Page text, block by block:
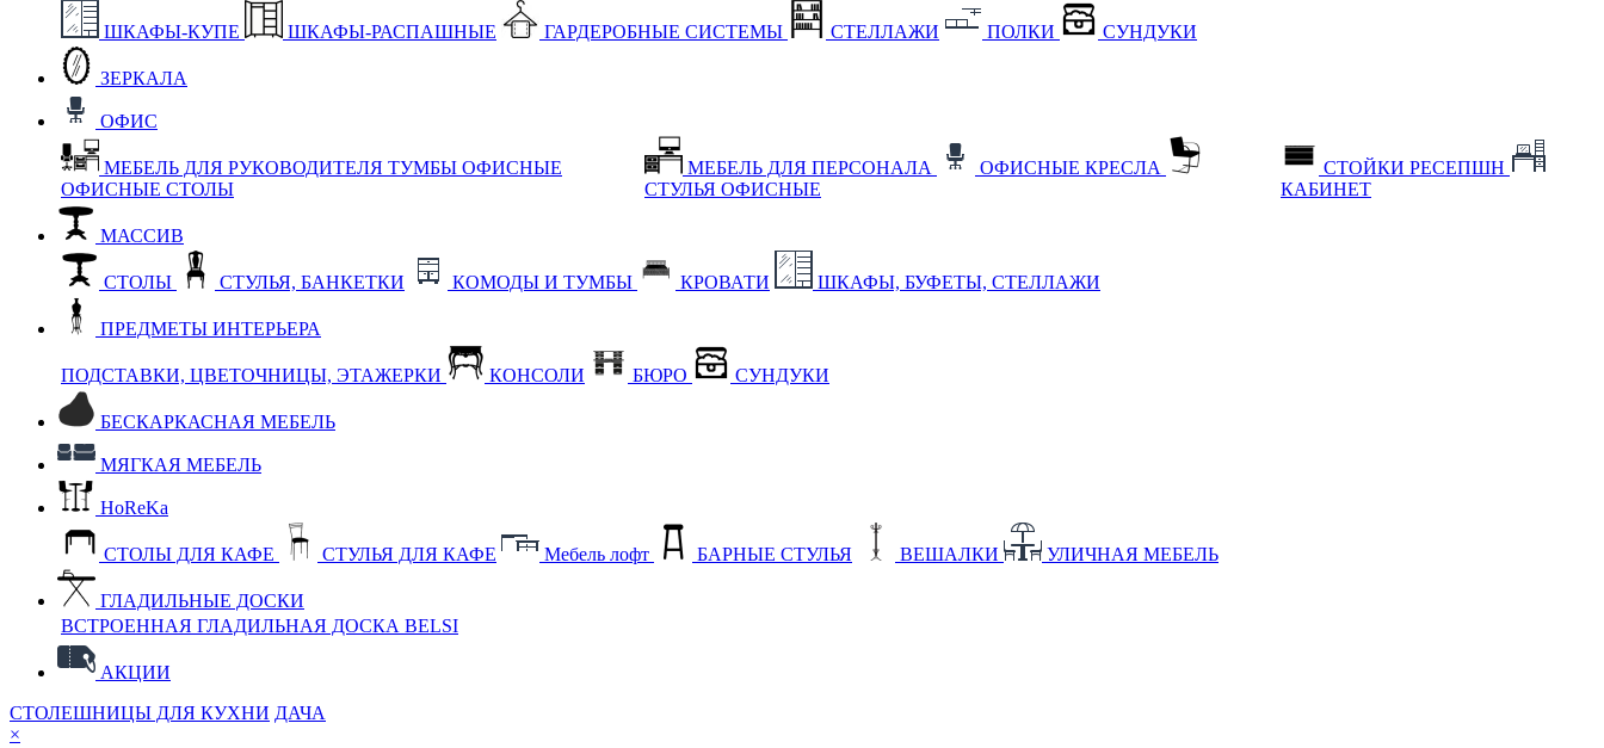
ШКАФЫ-КУПЕ ШКАФЫ-РАСПАШНЫЕ ГАРДЕРОБНЫЕ СИСТЕМЫ СТЕЛЛАЖИ ПОЛКИ СУНДУКИ
ЗЕРКАЛА
ОФИС
МЕБЕЛЬ ДЛЯ РУКОВОДИТЕЛЯ ТУМБЫ ОФИСНЫЕ
ОФИСНЫЕ СТОЛЫ
МЕБЕЛЬ ДЛЯ ПЕРСОНАЛА
ОФИСНЫЕ КРЕСЛА
СТУЛЬЯ ОФИСНЫЕ
СТОЙКИ РЕСЕПШН
КАБИНЕТ
МАССИВ
СТОЛЫ СТУЛЬЯ, БАНКЕТКИ КОМОДЫ И ТУМБЫ КРОВАТИ ШКАФЫ, БУФЕТЫ, СТЕЛЛАЖИ
ПРЕДМЕТЫ ИНТЕРЬЕРА
ПОДСТАВКИ, ЦВЕТОЧНИЦЫ, ЭТАЖЕРКИ КОНСОЛИ БЮРО СУНДУКИ
БЕСКАРКАСНАЯ МЕБЕЛЬ
МЯГКАЯ МЕБЕЛЬ
HoReKa
СТОЛЫ ДЛЯ КАФЕ СТУЛЬЯ ДЛЯ КАФЕ Мебель лофт БАРНЫЕ СТУЛЬЯ ВЕШАЛКИ УЛИЧНАЯ МЕБЕЛЬ
ГЛАДИЛЬНЫЕ ДОСКИ
ВСТРОЕННАЯ ГЛАДИЛЬНАЯ ДОСКА BELSI
АКЦИИ
СТОЛЕШНИЦЫ ДЛЯ КУХНИ ДАЧА
×